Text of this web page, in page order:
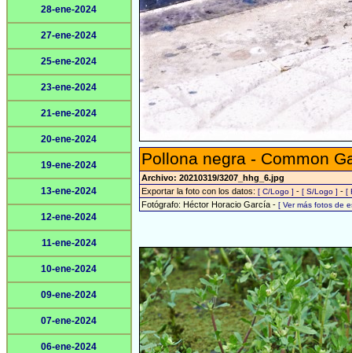
28-ene-2024
27-ene-2024
25-ene-2024
23-ene-2024
21-ene-2024
20-ene-2024
19-ene-2024
13-ene-2024
12-ene-2024
11-ene-2024
10-ene-2024
09-ene-2024
07-ene-2024
06-ene-2024
Pollona negra - Common
Archivo: 20210319/3207_hhg_6.jpg
Exportar la foto con los datos: [ C/Logo ] - [ S/Logo ] - [
Fotógrafo: Héctor Horacio García - [ Ver más fotos de